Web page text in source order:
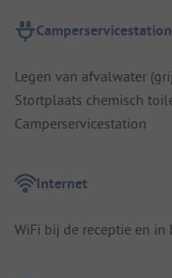
Camperservicestation
Legen van afvalwater
Stortplaats chemisch
Camperservicestation
Internet
WiFi bij de receptie en in